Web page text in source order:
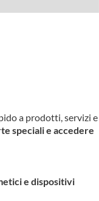
a prodotti, servizi e
speciali e accedere
e dispositivi